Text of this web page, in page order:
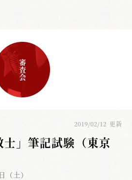
審査会
2019/02/12 更新
士」筆記試験（東京
土）